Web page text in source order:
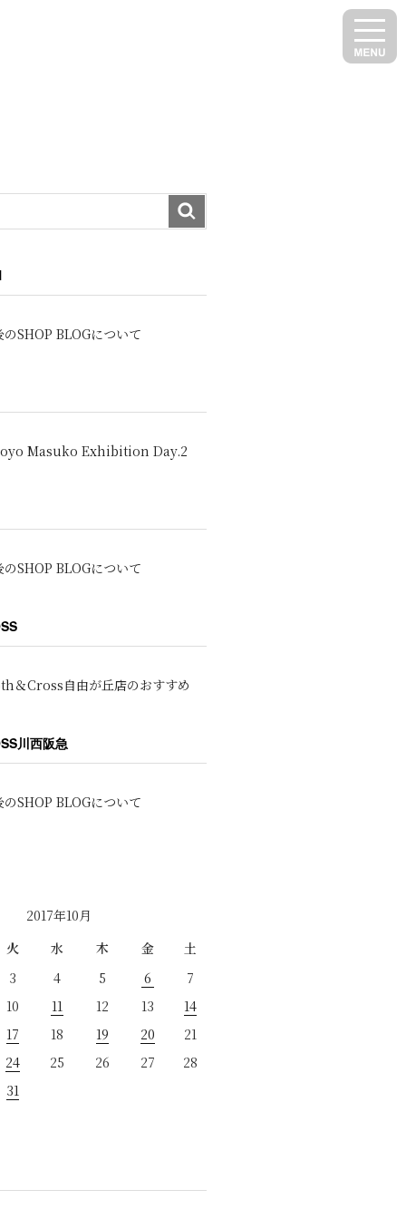
のSHOP BLOGについて
Masuko Exhibition Day.2
のSHOP BLOGについて
＆Cross自由が丘店のおすすめ
川西阪急
のSHOP BLOGについて
2017年10月
火 水 木 金
土
3 4 5 6
7
10 11 12 13
14
17 18 19 20
21
24 25 26 27
28
31